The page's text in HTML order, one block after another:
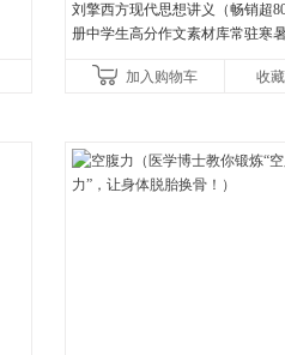
刘擎西方现代思想讲义（畅销超
册中学生高分作文素材库常驻寒
讲透西方思想史，哲学知
加入购物车 收藏